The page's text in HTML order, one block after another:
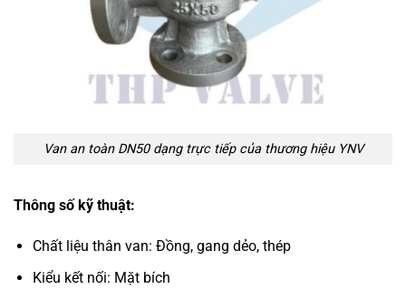
Van an toàn DN50 dạng trực tiếp của thương hiệu YNV
Thông số kỹ thuật:
Chất liệu thân van: Đồng, gang dẻo, thép
Kiểu kết nối: Mặt bích